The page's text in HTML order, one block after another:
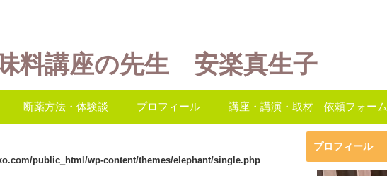
料講座の先生 安楽真生子
断薬方法・体験談 プロフィール 講座・講演・取材 依頼フォーム
public_html/wp-content/themes/elephant/single.php
プロフィール